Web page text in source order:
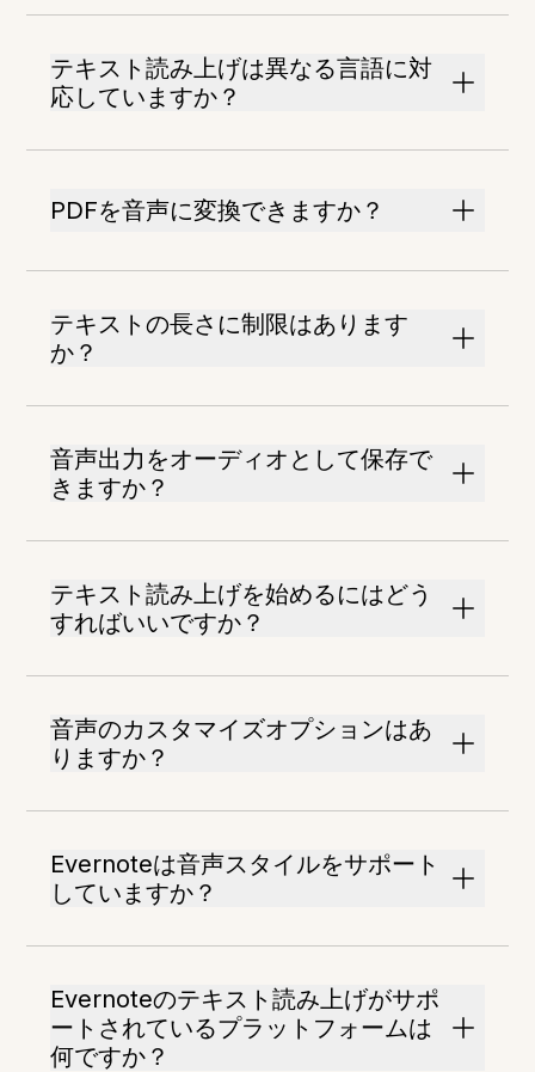
テキスト読み上げは異なる言語に対
応していますか？
PDFを音声に変換できますか？
テキストの長さに制限はあります
か？
音声出力をオーディオとして保存で
きますか？
テキスト読み上げを始めるにはどう
すればいいですか？
音声のカスタマイズオプションはあ
りますか？
Evernoteは音声スタイルをサポート
していますか？
Evernoteのテキスト読み上げがサポ
ートされているプラットフォームは
何ですか？